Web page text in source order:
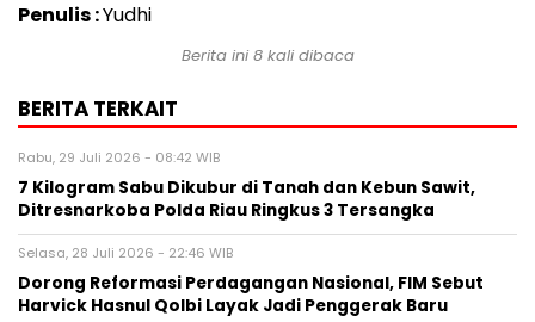
Penulis :Yudhi
Berita ini 8 kali dibaca
BERITA TERKAIT
Rabu, 29 Juli 2026 - 08:42 WIB
7 Kilogram Sabu Dikubur di Tanah dan Kebun Sawit,
Ditresnarkoba Polda Riau Ringkus 3 Tersangka
Selasa, 28 Juli 2026 - 22:46 WIB
Dorong Reformasi Perdagangan Nasional, FIM Sebut
Harvick Hasnul Qolbi Layak Jadi Penggerak Baru